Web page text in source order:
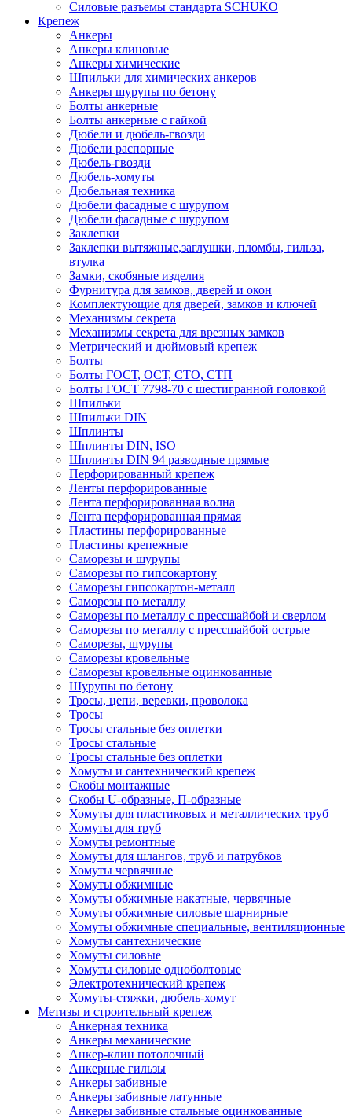
Силовые разъемы стандарта SCHUKO
Крепеж
Анкеры
Анкеры клиновые
Анкеры химические
Шпильки для химических анкеров
Анкеры шурупы по бетону
Болты анкерные
Болты анкерные с гайкой
Дюбели и дюбель-гвозди
Дюбели распорные
Дюбель-гвозди
Дюбель-хомуты
Дюбельная техника
Дюбели фасадные с шурупом
Дюбели фасадные с шурупом
Заклепки
Заклепки вытяжные,заглушки, пломбы, гильза,
втулка
Замки, скобяные изделия
Фурнитура для замков, дверей и окон
Комплектующие для дверей, замков и ключей
Механизмы секрета
Механизмы секрета для врезных замков
Метрический и дюймовый крепеж
Болты
Болты ГОСТ, ОСТ, СТО, СТП
Болты ГОСТ 7798-70 с шестигранной головкой
Шпильки
Шпильки DIN
Шплинты
Шплинты DIN, ISO
Шплинты DIN 94 разводные прямые
Перфорированный крепеж
Ленты перфорированные
Лента перфорированная волна
Лента перфорированная прямая
Пластины перфорированные
Пластины крепежные
Саморезы и шурупы
Саморезы по гипсокартону
Саморезы гипсокартон-металл
Саморезы по металлу
Саморезы по металлу с прессшайбой и сверлом
Саморезы по металлу с прессшайбой острые
Саморезы, шурупы
Саморезы кровельные
Саморезы кровельные оцинкованные
Шурупы по бетону
Тросы, цепи, веревки, проволока
Тросы
Тросы стальные без оплетки
Тросы стальные
Тросы стальные без оплетки
Хомуты и сантехнический крепеж
Скобы монтажные
Скобы U-образные, П-образные
Хомуты для пластиковых и металлических труб
Хомуты для труб
Хомуты ремонтные
Хомуты для шлангов, труб и патрубков
Хомуты червячные
Хомуты обжимные
Хомуты обжимные накатные, червячные
Хомуты обжимные силовые шарнирные
Хомуты обжимные специальные, вентиляционные
Хомуты сантехнические
Хомуты силовые
Хомуты силовые одноболтовые
Электротехнический крепеж
Хомуты-стяжки, дюбель-хомут
Метизы и строительный крепеж
Анкерная техника
Анкеры механические
Анкер-клин потолочный
Анкерные гильзы
Анкеры забивные
Анкеры забивные латунные
Анкеры забивные стальные оцинкованные